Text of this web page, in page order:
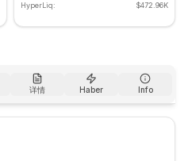
HyperLiq:
$472.96K
详情 Haber Info